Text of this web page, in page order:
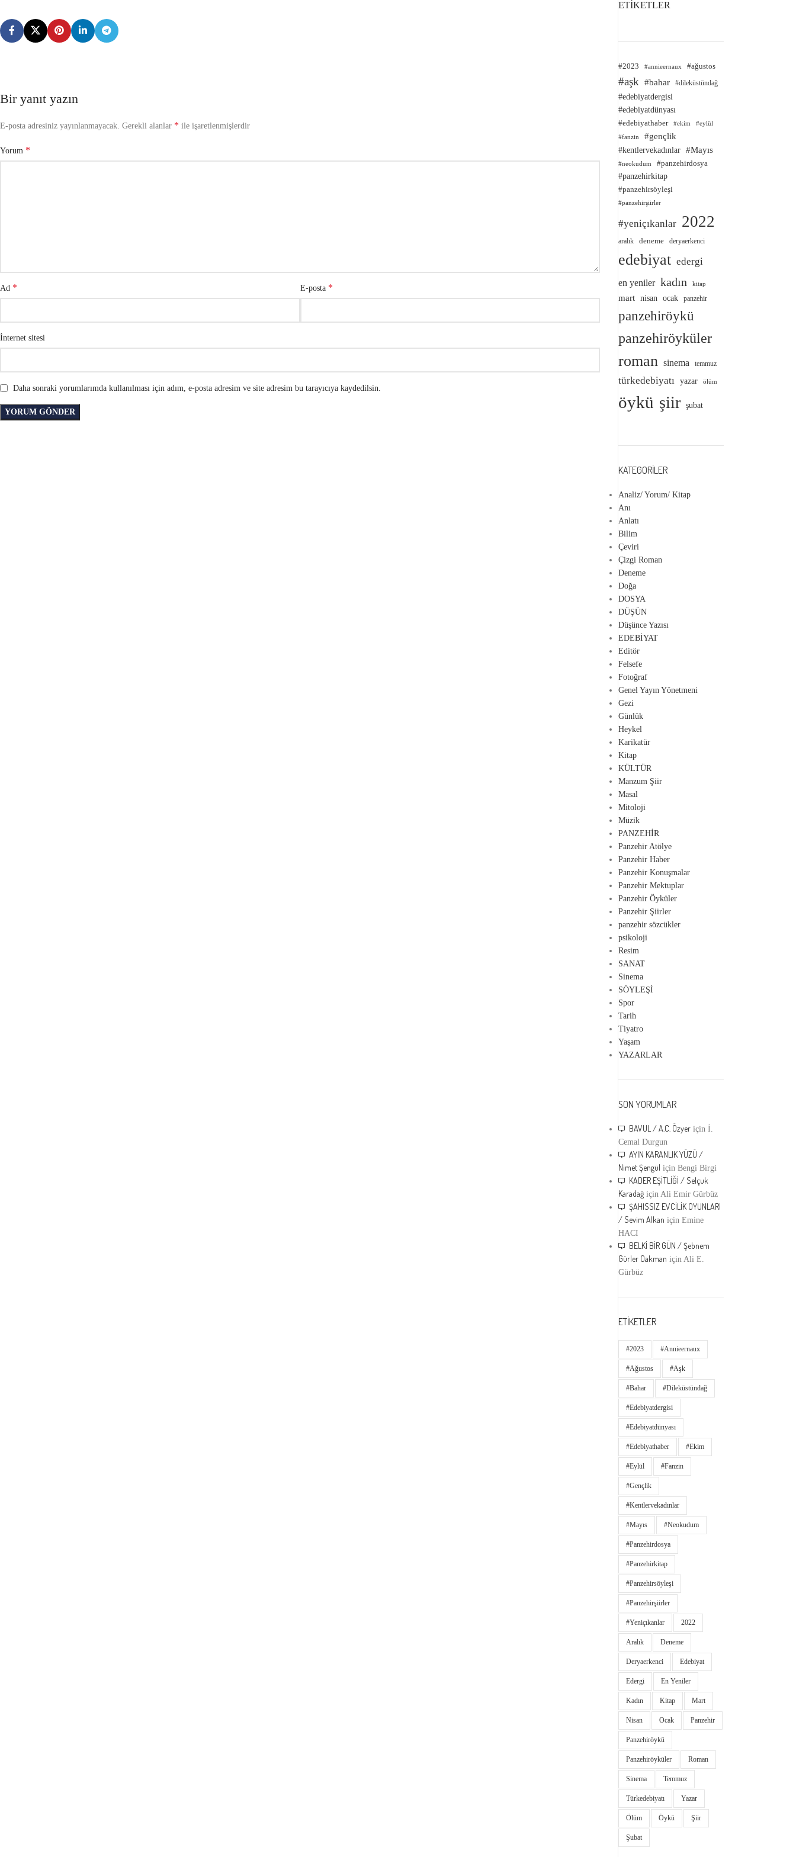
Bir yanıt yazın
E-posta adresiniz yayınlanmayacak. Gerekli alanlar * ile işaretlenmişlerdir
Yorum *
Ad * E-posta *
İnternet sitesi
Daha sonraki yorumlarımda kullanılması için adım, e-posta adresim ve site adresim bu tarayıcıya kaydedilsin.
ETİKETLER
#2023 #annieernaux #ağustos
#aşk #bahar #dileküstündağ
#edebiyatdergisi
#edebiyatdünyası
#edebiyathaber #ekim #eylül
#fanzin
#gençlik
#kentlervekadınlar #Mayıs
#neokudum
#panzehirdosya
#panzehirkitap
#panzehirsöyleşi
#panzehirşiirler
#yeniçıkanlar 2022
aralık deneme deryaerkenci
edebiyat edergi
en yeniler kadın kitap
mart nisan ocak panzehir
panzehiröykü
panzehiröyküler
roman sinema temmuz
türkedebiyatı yazar ölüm
öykü şiir şubat
KATEGORILER
Analiz/ Yorum/ Kitap
Anı
Anlatı
Bilim
Çeviri
Çizgi Roman
Deneme
Doğa
DOSYA
DÜŞÜN
Düşünce Yazısı
EDEBİYAT
Editör
Felsefe
Fotoğraf
Genel Yayın Yönetmeni
Gezi
Günlük
Heykel
Karikatür
Kitap
KÜLTÜR
Manzum Şiir
Masal
Mitoloji
Müzik
PANZEHİR
Panzehir Atölye
Panzehir Haber
Panzehir Konuşmalar
Panzehir Mektuplar
Panzehir Öyküler
Panzehir Şiirler
panzehir sözcükler
psikoloji
Resim
SANAT
Sinema
SÖYLEŞİ
Spor
Tarih
Tiyatro
Yaşam
YAZARLAR
SON YORUMLAR
BAVUL / A.C. Özyer içinİ.
Cemal Durgun
AYIN KARANLIK YÜZÜ /
Nimet Şengül içinBengi Birgi
KADER EŞİTLİĞİ / Selçuk
Karadağ içinAli Emir Gürbüz
ŞAHISSIZ EVCİLİK OYUNLARI
/ Sevim Alkan içinEmine
HACI
BELKİ BİR GÜN / Şebnem
Gürler Oakman içinAli E.
Gürbüz
ETİKETLER
#2023 #annieernaux
#ağustos #aşk
#bahar #dileküstündağ
#edebiyatdergisi
#edebiyatdünyası
#edebiyathaber #ekim
#eylül #fanzin
#gençlik
#kentlervekadınlar
#Mayıs #neokudum
#panzehirdosya
#panzehirkitap
#panzehirsöyleşi
#panzehirşiirler
#yeniçıkanlar 2022
Aralık Deneme
Deryaerkenci Edebiyat
Edergi En Yeniler
Kadın Kitap Mart
Nisan Ocak Panzehir
Panzehiröykü
Panzehiröyküler Roman
Sinema Temmuz
Türkedebiyatı Yazar
Ölüm Öykü Şiir
Şubat